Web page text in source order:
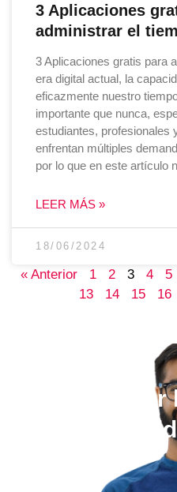
3 Aplicaciones
administrar el
3 Aplicaciones gratis para
era digital actual, la
eficazmente nuestro
importante que nunca,
estudiantes, profesionales
enfrentan múltiples
por lo que en este artículo
LEER MÁS »
18/06/2024
« Anterior 1 2 3 4 5
13
14 15 16
Elige estudiar
en la